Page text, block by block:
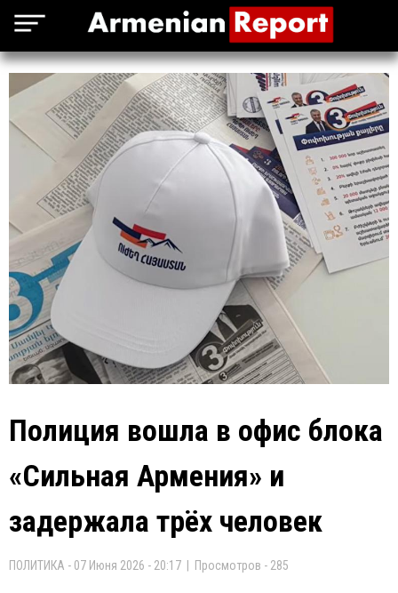
Полиция вошла в офис блока
«Сильная Армения» и
задержала трёх человек
ПОЛИТИКА - 07 Июня 2026 - 20:17 | Просмотров - 285